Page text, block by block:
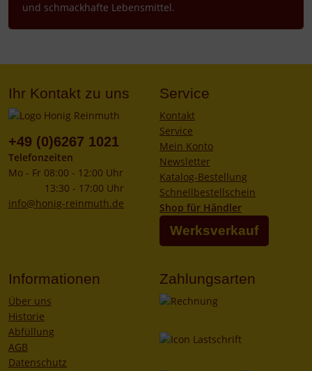
und schmackhafte Lebensmittel.
Ihr Kontakt zu uns
+49 (0)6267 1021
Telefonzeiten
Mo - Fr 08:00 - 12:00 Uhr
13:30 - 17:00 Uhr
info@honig-reinmuth.de
Service
Kontakt
Service
Mein Konto
Newsletter
Katalog-Bestellung
Schnellbestellschein
Shop für Händler
Werksverkauf
Informationen
Über uns
Historie
Abfüllung
AGB
Datenschutz
Zahlungsarten